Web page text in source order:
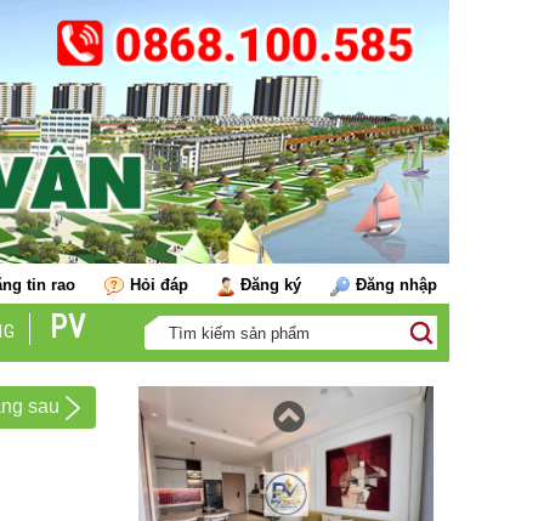
tin rao Hỏi đáp Đăng ký Đăng nhập
PV
sau
Cho thuê căn hộ The Minato
Cho thuê căn hộ The Minato